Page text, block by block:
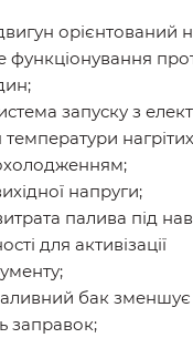
орієнтований
функціонування
запуску з
температури
напруги;
палива під
для активізації
бак зменшує
заправок;